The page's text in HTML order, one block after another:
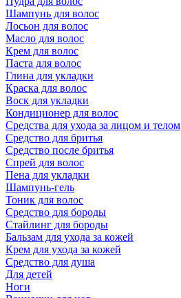
Шампунь для волос
Лосьон для волос
Масло для волос
Крем для волос
Паста для волос
Глина для укладки
Краска для волос
Воск для укладки
Кондиционер для волос
Средства для ухода за лицом и телом
Средство для бритья
Средство после бритья
Спрей для волос
Пена для укладки
Шампунь-гель
Тоник для волос
Средство для бороды
Стайлинг для бороды
Бальзам для ухода за кожей
Крем для ухода за кожей
Средство для душа
Для детей
Ноги